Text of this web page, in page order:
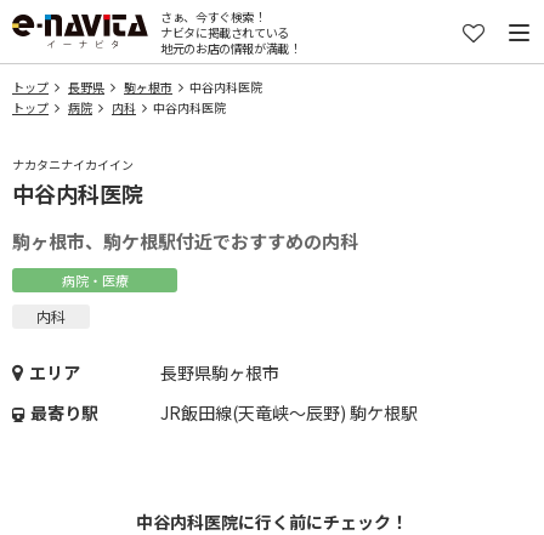
さぁ、今すぐ検索！
ナビタに掲載されている
地元のお店の情報が満載！
トップ 長野県 駒ヶ根市
中谷内科医院
トップ
病院 内科 中谷内科医院
ナカタニナイカイイン
中谷内科医院
駒ヶ根市、駒ケ根駅付近でおすすめの内科
病院・医療
内科
エリア
長野県駒ヶ根市
最寄り駅
JR飯田線(天竜峡～辰野) 駒ケ根駅
中谷内科医院に行く前にチェック！